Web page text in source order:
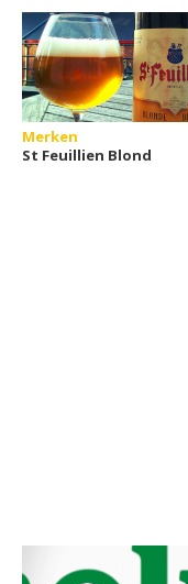
Merken
St Feuillien Blond